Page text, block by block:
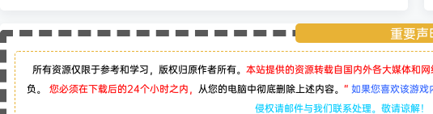
重要声
所有资源仅限于参考和学习，版权归原作者所有。 本站提供的资源转载自国内外各大媒体和网
负。
您必须在下载后的24个小时之内， 从您的电脑中彻底删除上述内容。 “ 如果您喜欢该游戏
侵权请邮件与我们联系处理。敬请谅解！